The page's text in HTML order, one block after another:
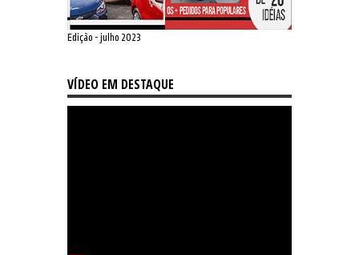
Edição - julho 2023
VÍDEO EM DESTAQUE